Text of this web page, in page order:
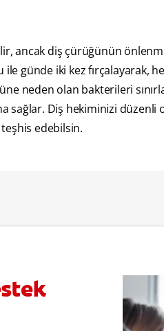
ancak diş çürüğünün
günde iki kez fırçalayarak,
neden olan bakterileri
sağlar. Diş hekiminizi düzenli
edebilsin.